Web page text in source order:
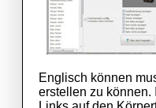
Englisch können
erstellen zu können.